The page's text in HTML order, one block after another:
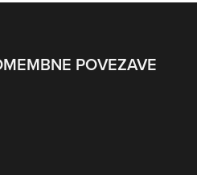
POVEZAVE